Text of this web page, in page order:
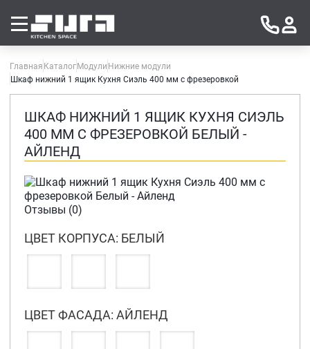
Главная КаталогМодули Нижние модули
Шкаф нижний 1 ящик Кухня Сиэль 400 мм с фрезеровкой
ШКАФ НИЖНИЙ 1 ЯЩИК КУХНЯ СИЭЛЬ
400 ММ С ФРЕЗЕРОВКОЙ БЕЛЫЙ -
АЙЛЕНД
Отзывы (0)
ЦВЕТ КОРПУСА: БЕЛЫЙ
ЦВЕТ ФАСАДА: АЙЛЕНД